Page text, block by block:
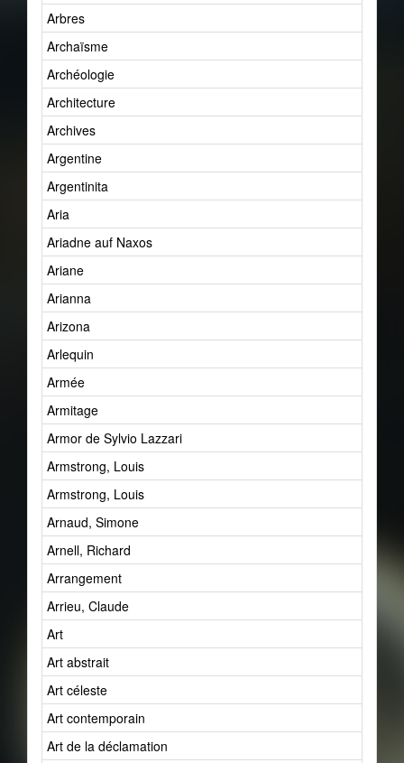
Arbres
Archaïsme
Archéologie
Architecture
Archives
Argentine
Argentinita
Aria
Ariadne auf Naxos
Ariane
Arianna
Arizona
Arlequin
Armée
Armitage
Armor de Sylvio Lazzari
Armstrong, Louis
Armstrong, Louis
Arnaud, Simone
Arnell, Richard
Arrangement
Arrieu, Claude
Art
Art abstrait
Art céleste
Art contemporain
Art de la déclamation